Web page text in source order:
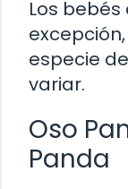
Los bebés
especie
variar.
Oso
Panda